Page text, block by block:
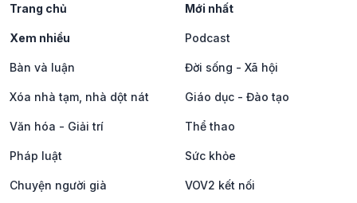
Trang chủ Mới nhất
Xem nhiều Podcast
Bàn và luận Đời sống - Xã hội
Xóa nhà tạm, nhà dột nát Giáo dục - Đào tạo
Văn hóa - Giải trí Thể thao
Pháp luật Sức khỏe
Chuyện người già VOV2 kết nối